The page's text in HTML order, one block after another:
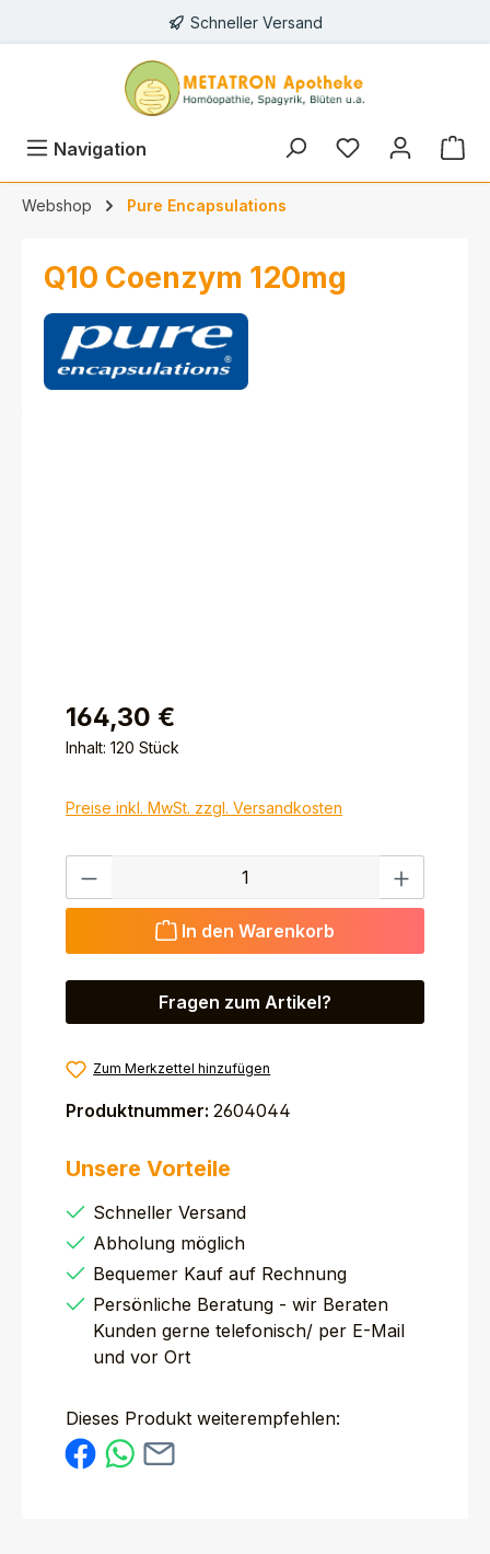
Schneller Versand
Navigation
Webshop Pure Encapsulations
Q10 Coenzym 120mg
164,30 €
Inhalt: 120 Stück
Preise inkl. MwSt. zzgl. Versandkosten
Produkt Anzahl: Gib den gewünschten Wert ein
In den Warenkorb
Fragen zum Artikel?
Zum Merkzettel hinzufügen
Produktnummer: 2604044
Unsere Vorteile
Schneller Versand
Abholung möglich
Bequemer Kauf auf Rechnung
Persönliche Beratung - wir Beraten
Kunden gerne telefonisch/ per E-Mail
und vor Ort
Dieses Produkt weiterempfehlen: